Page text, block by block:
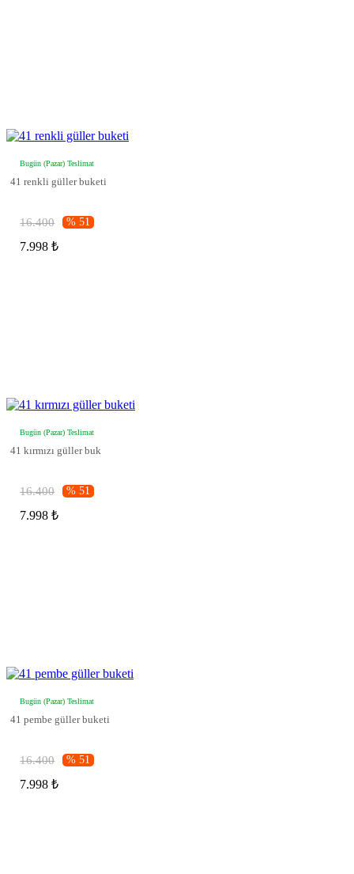
Bugün (Pazar) Teslimat
41 renkli güller buketi
16.400 % 51
7.998 ₺
Bugün (Pazar) Teslimat
41 kırmızı güller buk
16.400 % 51
7.998 ₺
Bugün (Pazar) Teslimat
41 pembe güller buketi
16.400 % 51
7.998 ₺